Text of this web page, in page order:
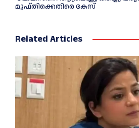
മുഫ്തിക്കെതിരെ കേസ്
Related Articles